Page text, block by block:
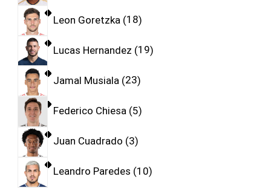
Leon Goretzka 18
Lucas Hernandez 19
Jamal Musiala 23
Federico Chiesa 5
Juan Cuadrado 3
Leandro Paredes 10